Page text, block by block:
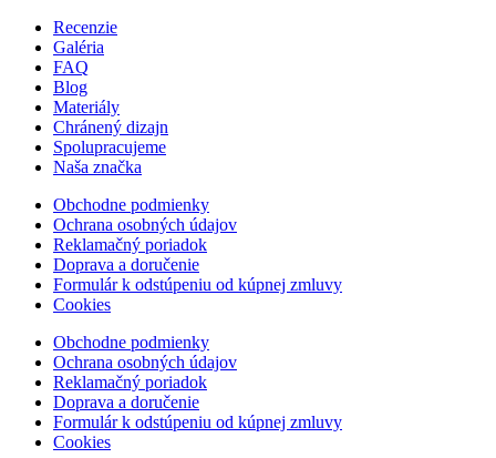
Recenzie
Galéria
FAQ
Blog
Materiály
Chránený dizajn
Spolupracujeme
Naša značka
Obchodne podmienky
Ochrana osobných údajov
Reklamačný poriadok
Doprava a doručenie
Formulár k odstúpeniu od kúpnej zmluvy
Cookies
Obchodne podmienky
Ochrana osobných údajov
Reklamačný poriadok
Doprava a doručenie
Formulár k odstúpeniu od kúpnej zmluvy
Cookies